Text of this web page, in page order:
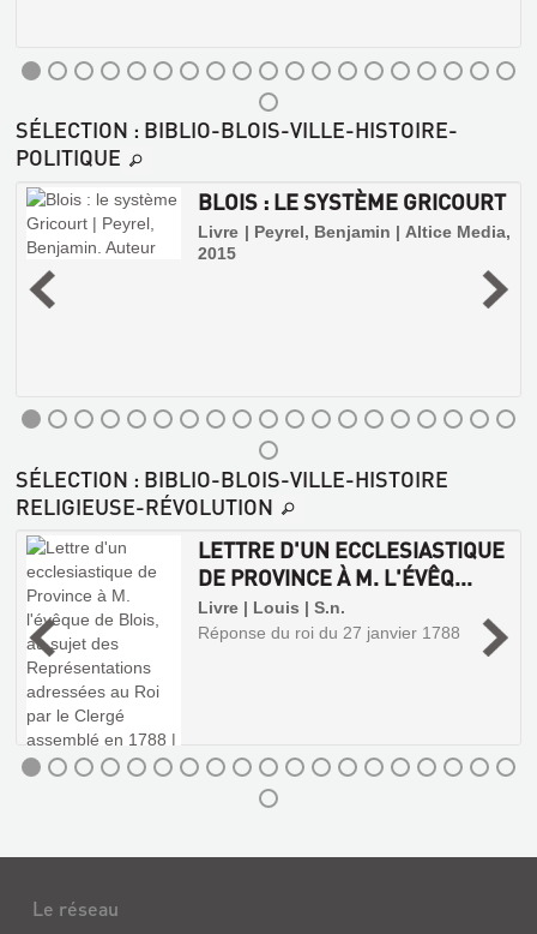
PROCÈS-
DES
SÉANCES
TENUES
DANS
L'ÉGLISE
CAT...
Livre,
1791
SÉLECTION : BIBLIO-BLOIS-VILLE-HISTOIRE-
POLITIQUE
BLOIS : LE SYSTÈME GRICOURT
Livre | Peyrel, Benjamin | Altice Media,
2015
BLOIS
:
LE
SYSTÈME
GRICOURT
Livre
|
Media,
SÉLECTION : BIBLIO-BLOIS-VILLE-HISTOIRE
RELIGIEUSE-RÉVOLUTION
LETTRE D'UN ECCLESIASTIQUE
DE PROVINCE À M. L'ÉVÊQ...
Livre | Louis | S.n.
Réponse du roi du 27 janvier 1788
Le réseau